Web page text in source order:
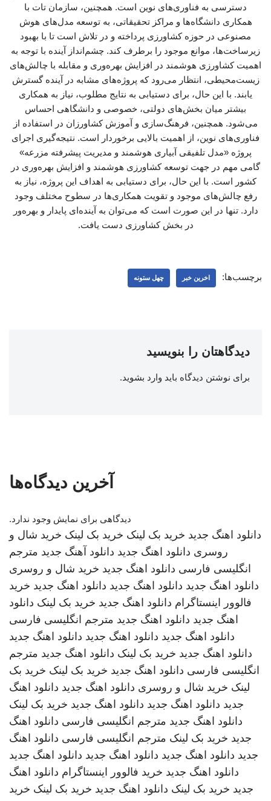
دسترسی به فناوری‌های نوین است. همچنین، سازمان تات با
همکاری دانشگاه‌ها و مراکز تحقیقاتی، به توسعه مدل‌های هوش
مصنوعی در حوزه کشاورزی پرداخته و در تلاش است تا با بهبود
زیرساخت‌ها، موانع موجود را برطرف کند. چشم‌انداز آینده با توجه به
اهمیت کشاورزی هوشمند در افزایش بهره‌وری و مقابله با چالش‌های
زیست‌محیطی، انتظار می‌رود که پروژه‌های مشابه در آینده گسترش
یابند. با این حال، برای دستیابی به نتایج مطلوب، نیاز به همکاری
بیشتر میان بخش‌های دولتی، خصوصی و دانشگاهی احساس
می‌شود. همچنین، فرهنگ‌سازی و آموزش کشاورزان در استفاده از
فناوری‌های نوین، از اهمیت بالایی برخوردار است. نتیجه‌گیری اجرای
پروژه «مدل تلفیقی آبیاری هوشمند و مدیریت پیشرفته مزرعه»
گامی مهم در جهت توسعه کشاورزی هوشمند و افزایش بهره‌وری در
کشور است. با این حال، برای دستیابی به اهداف این پروژه، نیاز به
رفع چالش‌های موجود و تقویت همکاری‌ها در سطوح مختلف وجود
دارد. تنها در این صورت است که می‌توان به آینده‌ای پایدار و بهره‌ور
در بخش کشاورزی دست یافت.
برچسب‌ها: اخرین خبر چهل ستونه
دیدگاهتان را بنویسید
برای نوشتن دیدگاه باید وارد بشوید.
آخرین دیدگاه‌ها
دیدگاهی برای نمایش وجود ندارد.
دانلود اهنگ جدید خرید بک لینک خرید بک لینک خرید شال و
روسری دانلود اهنگ جدید دانلود آهنگ جدید مترجم
انگلیسی فارسی دانلود اهنگ جدید خرید شال و روسری
دانلود اهنگ جدید دانلود اهنگ جدید دانلود اهنگ جدید خرید
فالوور اینستاگرام دانلود اهنگ جدید خرید بک لینک دانلود
اهنگ جدید دانلود اهنگ جدید مترجم انگلیسی فارسی
دانلود اهنگ جدید دانلود اهنگ جدید دانلود اهنگ جدید
دانلود اهنگ جدید خرید بک لینک دانلود اهنگ جدید مترجم
انگلیسی فارسی دانلود اهنگ جدید خرید بک لینک خرید بک
لینک خرید شال و روسری دانلود اهنگ جدید دانلود اهنگ
جدید دانلود اهنگ جدید دانلود اهنگ جدید خرید بک لینک
دانلود اهنگ جدید مترجم انگلیسی فارسی دانلود اهنگ
جدید خرید بک لینک مترجم انگلیسی فارسی دانلود اهنگ
جدید دانلود اهنگ جدید دانلود اهنگ جدید دانلود اهنگ جدید
دانلود اهنگ جدید خرید فالوور اینستاگرام دانلود اهنگ
جدید خرید بک لینک دانلود اهنگ جدید خرید بک لینک خرید